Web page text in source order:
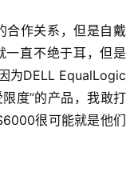
合作关系，但是自戴
直不绝于耳，但是
为DELL EqualLogic
度”的产品，我敢打
很可能就是他们